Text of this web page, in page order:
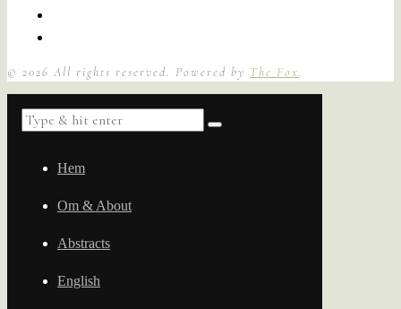
© 2026 All rights reserved. Powered by The Fox.
Hem
Om & About
Abstracts
English